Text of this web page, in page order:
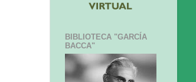
BIBLIOTECA "GARCÍA
BACCA"